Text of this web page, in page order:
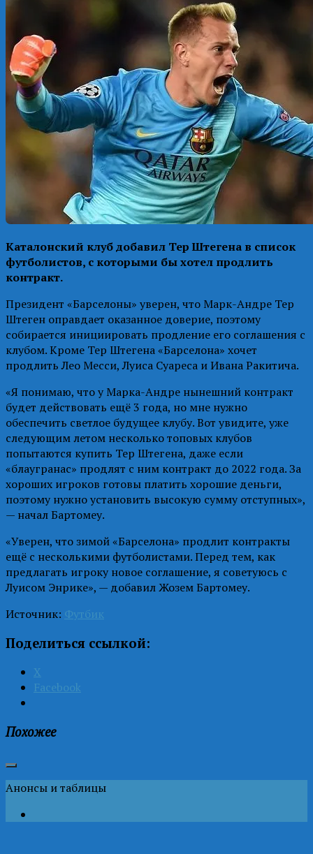
Каталонский клуб добавил Тер Штегена в список
футболистов, с которыми бы хотел продлить
контракт.
Президент «Барселоны» уверен, что Марк-Андре Тер
Штеген оправдает оказанное доверие, поэтому
собирается инициировать продление его соглашения с
клубом. Кроме Тер Штегена «Барселона» хочет
продлить Лео Месси, Луиса Суареса и Ивана Ракитича.
«Я понимаю, что у Марка-Андре нынешний контракт
будет действовать ещё 3 года, но мне нужно
обеспечить светлое будущее клубу. Вот увидите, уже
следующим летом несколько топовых клубов
попытаются купить Тер Штегена, даже если
«блаугранас» продлят с ним контракт до 2022 года. За
хороших игроков готовы платить хорошие деньги,
поэтому нужно установить высокую сумму отступных»,
— начал Бартомеу.
«Уверен, что зимой «Барселона» продлит контракты
ещё с несколькими футболистами. Перед тем, как
предлагать игроку новое соглашение, я советуюсь с
Луисом Энрике», — добавил Жозем Бартомеу.
Источник: Футбик
Поделиться ссылкой:
X
Facebook
Похожее
Анонсы и таблицы